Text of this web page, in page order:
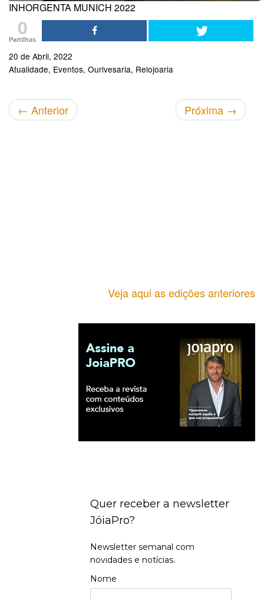
INHORGENTA MUNICH 2022
0
Partilhas
20 de Abril, 2022
Atualidade Eventos Ourivesaria Relojoaria
← Anterior Próxima →
Veja aqui as edições anteriores